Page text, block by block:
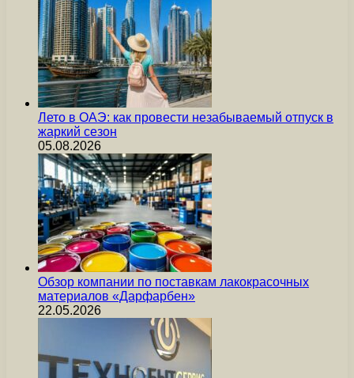
Лето в ОАЭ: как провести незабываемый отпуск в
жаркий сезон
05.08.2026
Обзор компании по поставкам лакокрасочных
материалов «Дарфарбен»
22.05.2026